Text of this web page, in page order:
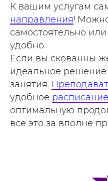
К вашим услугам
направления!
самостоятельно
удобно.
Если вы скованны
идеальное
занятия.
удобное расписание
оптимальную
все это за вполне